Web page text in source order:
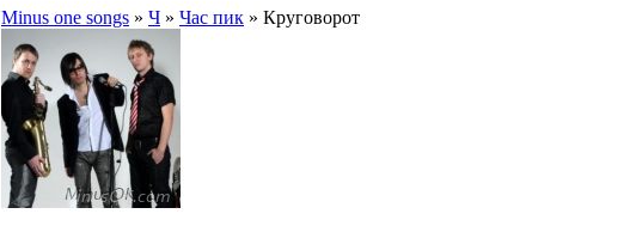
Minus one songs » Ч » Час пик » Круговорот